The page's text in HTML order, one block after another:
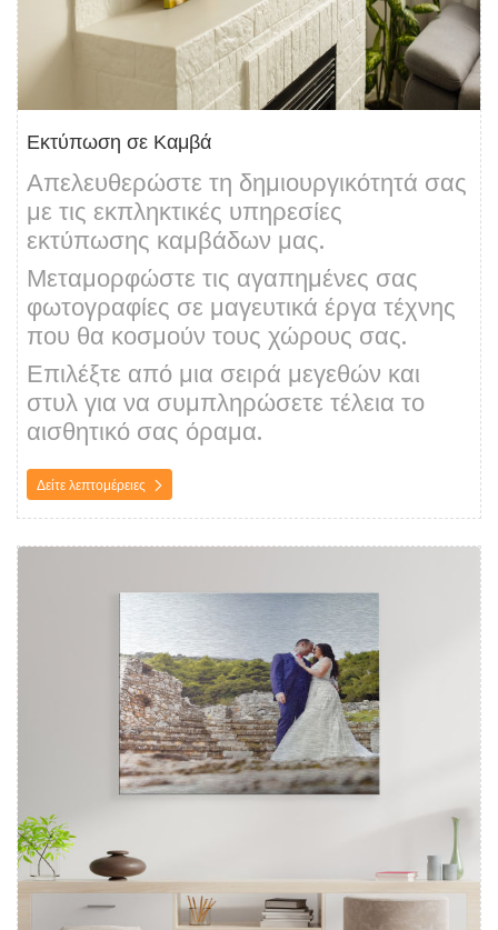
Εκτύπωση σε Καμβά
Απελευθερώστε τη δημιουργικότητά σας
με τις εκπληκτικές υπηρεσίες
εκτύπωσης καμβάδων μας.
Μεταμορφώστε τις αγαπημένες σας
φωτογραφίες σε μαγευτικά έργα τέχνης
που θα κοσμούν τους χώρους σας.
Επιλέξτε από μια σειρά μεγεθών και
στυλ για να συμπληρώσετε τέλεια το
αισθητικό σας όραμα.
Δείτε λεπτομέρειες
Δείτε λεπτομέρειες Εκτύπωση σε Αλουμίνιο